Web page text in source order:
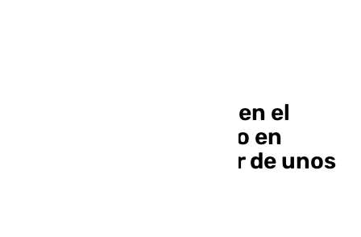
Las joyas incautadas en el
despacho de Zapatero en
Ferraz tienen un valor de unos